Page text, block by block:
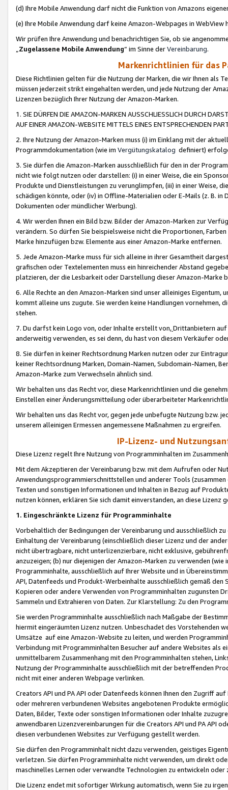
(d) Ihre Mobile Anwendung darf nicht die Funktion von Amazons
(e) Ihre Mobile Anwendung darf keine Amazon-Webpages in WebView
Wir prüfen Ihre Anwendung und benachrichtigen Sie, ob sie
„Zugelassene Mobile Anwendung“ im Sinne derVereinbarung.
Markenrichtlinien für das
Diese Richtlinien gelten für die Nutzung der Marken, die wir Ihnen als
müssen jederzeit strikt eingehalten werden, und jede Nutzung der
Lizenzen bezüglich Ihrer Nutzung der Amazon-Marken.
1. SIE DÜRFEN DIE AMAZON-MARKEN AUSSCHLIESSLICH DURCH
AUF EINER AMAZON-WEBSITE MITTELS EINES ENTSPRECHENDEN
2. Ihre Nutzung der Amazon-Marken muss (i) im Einklang mit der
Programmdokumentation (wie im Vergütungskatalog definiert)
3. Sie dürfen die Amazon-Marken ausschließlich für den in der
nicht wie folgt nutzen oder darstellen: (i) in einer Weise, die ein
Produkte und Dienstleistungen zu verunglimpfen, (iii) in einer Weise,
schädigen könnte, oder (iv) in Offline-Materialien oder E-Mails (z. B. in
Dokumenten oder mündlicher Werbung).
4. Wir werden Ihnen ein Bild bzw. Bilder der Amazon-Marken zur
verändern. So dürfen Sie beispielsweise nicht die Proportionen,
Marke hinzufügen bzw. Elemente aus einer Amazon-Marke entfernen.
5. Jede Amazon-Marke muss für sich alleine in ihrer Gesamtheit
grafischen oder Textelementen muss ein hinreichender Abstand
platzieren, der die Lesbarkeit oder Darstellung dieser Amazon-Marke
6. Alle Rechte an den Amazon-Marken sind unser alleiniges
kommt alleine uns zugute. Sie werden keine Handlungen vornehmen,
stehen.
7. Du darfst kein Logo von, oder Inhalte erstellt von,Drittanbietern auf
anderweitig verwenden, es sei denn, du hast von diesem Verkäufer
8. Sie dürfen in keiner Rechtsordnung Marken nutzen oder zur
keiner Rechtsordnung Marken, Domain-Namen, Subdomain-Namen,
Amazon-Marke zum Verwechseln ähnlich sind.
Wir behalten uns das Recht vor, diese Markenrichtlinien und die
Einstellen einer Änderungsmitteilung oder überarbeiteter
Wir behalten uns das Recht vor, gegen jede unbefugte Nutzung bzw.
unserem alleinigen Ermessen angemessene Maßnahmen zu ergreifen.
IP-Lizenz- und
Diese Lizenz regelt Ihre Nutzung von Programminhalten im
Mit dem Akzeptieren der Vereinbarung bzw. mit dem Aufrufen oder
Anwendungsprogrammierschnittstellen und anderer Tools (zusammen
Texten und sonstigen Informationen und Inhalten in Bezug auf
nutzen können, erklären Sie sich damit einverstanden, an diese Lizenz
1. Eingeschränkte Lizenz für Programminhalte
Vorbehaltlich der Bedingungen der Vereinbarung und ausschließlich
Einhaltung der Vereinbarung (einschließlich dieser Lizenz und der
nicht übertragbare, nicht unterlizenzierbare, nicht exklusive,
anzuzeigen; (b) nur diejenigen der Amazon-Marken zu verwenden
Programminhalte, ausschließlich auf Ihrer Website und in
API, Datenfeeds und Produkt-Werbeinhalte ausschließlich gemäß
Kopieren oder andere Verwenden von Programminhalten zugunsten
Sammeln und Extrahieren von Daten. Zur Klarstellung: Zu den
Sie werden Programminhalte ausschließlich nach Maßgabe der
hiermit eingeräumten Lizenz nutzen. Unbeschadet des Vorstehenden
Umsätze auf eine Amazon-Website zu leiten, und werden
Verbindung mit Programminhalten Besucher auf andere Websites als
unmittelbarem Zusammenhang mit den Programminhalten stehen,
Nutzung der Programminhalte ausschließlich mit der betreffenden
nicht mit einer anderen Webpage verlinken.
Creators API und PA API oder Datenfeeds können Ihnen den Zugriff
oder mehreren verbundenen Websites angebotenen Produkte
Daten, Bilder, Texte oder sonstigen Informationen oder Inhalte
anwendbaren Lizenzvereinbarungen für die Creators API und PA API
diesen verbundenen Websites zur Verfügung gestellt werden.
Sie dürfen den Programminhalt nicht dazu verwenden, geistiges
verletzen. Sie dürfen Programminhalte nicht verwenden, um direkt
maschinelles Lernen oder verwandte Technologien zu entwickeln
Die Lizenz endet mit sofortiger Wirkung automatisch, wenn Sie zu